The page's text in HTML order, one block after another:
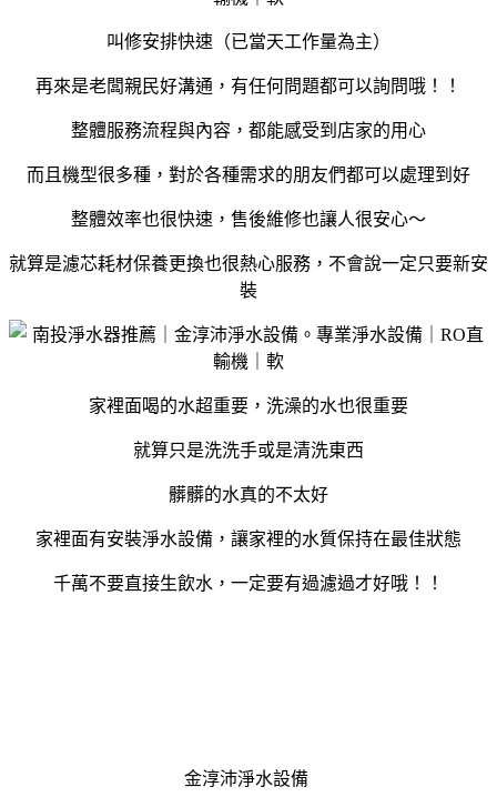
叫修安排快速（已當天工作量為主）
再來是老闆親民好溝通，有任何問題都可以詢問哦！！
整體服務流程與內容，都能感受到店家的用心
而且機型很多種，對於各種需求的朋友們都可以處理到好
整體效率也很快速，售後維修也讓人很安心～
就算是濾芯耗材保養更換也很熱心服務，不會說一定只要新安
裝
家裡面喝的水超重要，洗澡的水也很重要
就算只是洗洗手或是清洗東西
髒髒的水真的不太好
家裡面有安裝淨水設備，讓家裡的水質保持在最佳狀態
千萬不要直接生飲水，一定要有過濾過才好哦！！
金淳沛淨水設備